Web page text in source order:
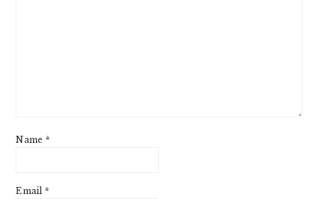
Name *
Email *